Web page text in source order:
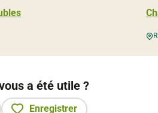
a été utile ?
Enregistrer